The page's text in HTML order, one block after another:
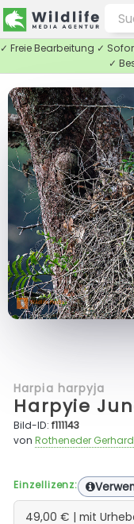
✓ Freie Bearbeitung ✓
✓
Harpia harpyja
Harpyie
Bild-ID:f111143
vonRotheneder Gerhard
Einzellizenz: